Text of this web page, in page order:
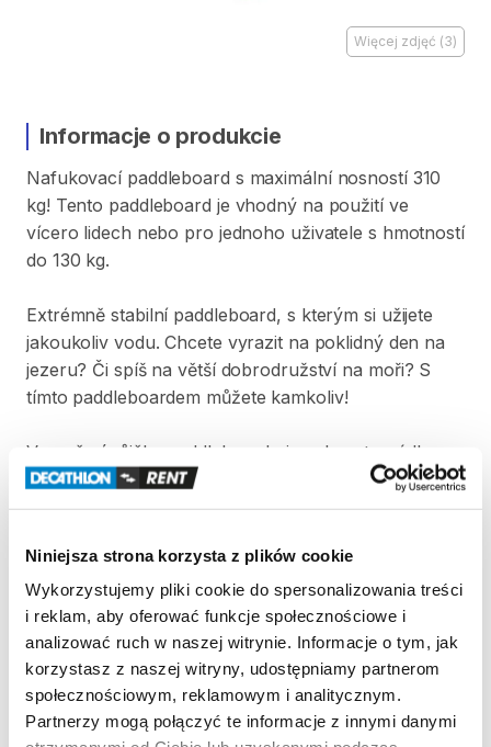
Niniejsza strona korzysta z plików cookie
Wykorzystujemy pliki cookie do spersonalizowania treści
i reklam, aby oferować funkcje społecznościowe i
analizować ruch w naszej witrynie. Informacje o tym, jak
korzystasz z naszej witryny, udostępniamy partnerom
społecznościowym, reklamowym i analitycznym.
Partnerzy mogą połączyć te informacje z innymi danymi
Więcej zdjęć (3)
Informacje o produkcie
Nafukovací paddleboard s maximální nosností 310
kg! Tento paddleboard je vhodný na použití ve
vícero lidech nebo pro jednoho uživatele s hmotností
do 130 kg.
Extrémně stabilní paddleboard​​​​,​ s kterým si užijete
jakoukoliv vodu. Chcete vyrazit na poklidný den na
jezeru? Či spíš na větší dobrodružství na moři? S
tímto paddleboardem můžete kamkoliv!
V ceně výpůjčky paddleboardu je zahrnuto
pádlo
určené pro paddleboard​​​​ pro dítě nebo
dospělého a ruční pumpa. Pádlo a pumpa nejsou
Strona produktu w sklepie
Zasady wypożyczenia
REGULAMIN